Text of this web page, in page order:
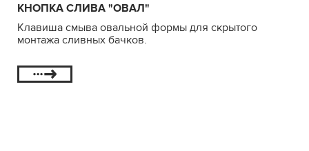
КНОПКА СЛИВА "ОВАЛ"
Клавиша смыва овальной формы для скрытого
монтажа сливных бачков.